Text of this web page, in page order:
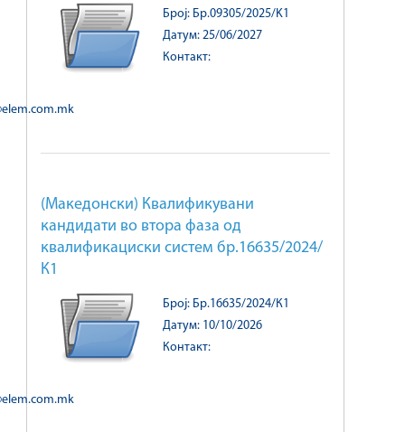
Број: Бр.09305/2025/K1
Датум: 25/06/2027
Контакт:
(Македонски) Квалификувани
кандидати во втора фаза од
квалификациски систем бр.16635/2024/
К1
Број: Бр.16635/2024/К1
Датум: 10/10/2026
Контакт: